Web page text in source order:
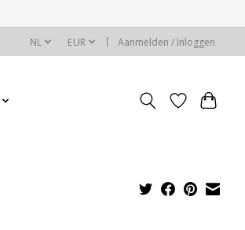
NL EUR Aanmelden / Inloggen